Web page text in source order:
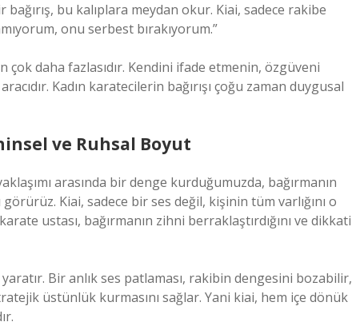
bu kalıplara meydan okur. Kiai, sadece rakibe
onu serbest bırakıyorum.”
çok daha fazlasıdır. Kendini ifade etmenin, özgüveni
Kadın karatecilerin bağırışı çoğu zaman duygusal
ve Ruhsal Boyut
arasında bir denge kurduğumuzda, bağırmanın
Kiai, sadece bir ses değil, kişinin tüm varlığını o
ustası, bağırmanın zihni berraklaştırdığını ve dikkati
Bir anlık ses patlaması, rakibin dengesini bozabilir,
üstünlük kurmasını sağlar. Yani kiai, hem içe dönük